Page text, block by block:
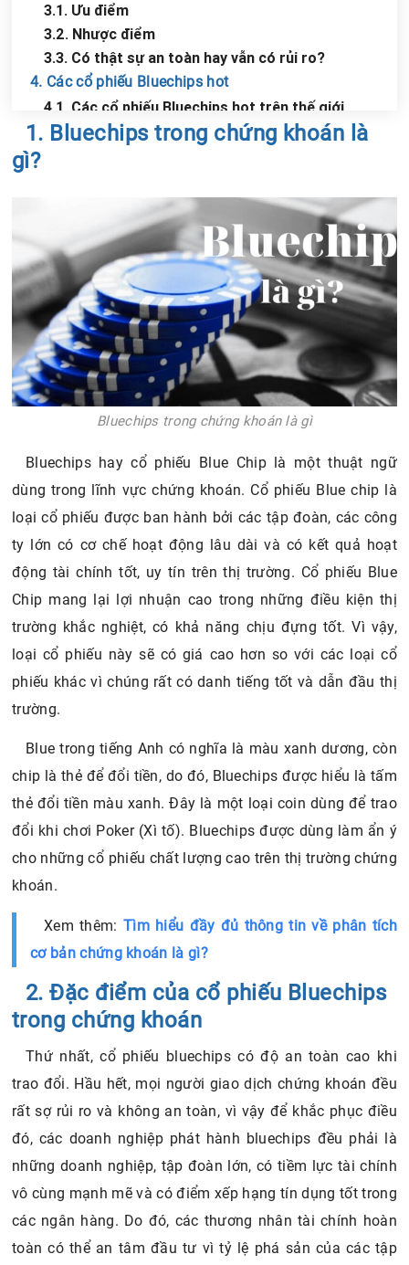
3.1. Ưu điểm
3.2. Nhược điểm
3.3. Có thật sự an toàn hay vẫn có rủi ro?
4. Các cổ phiếu Bluechips hot
4.1. Các cổ phiếu Bluechips hot trên thế giới
4.2. Các cổ phiếu Bluechips hot ở Việt Nam
Chia sẻ tin với bạn bè
1. Bluechips trong chứng khoán là
gì?
Bluechips trong chứng khoán là gì
Bluechips hay cổ phiếu Blue Chip là một thuật ngữ
dùng trong lĩnh vực chứng khoán. Cổ phiếu Blue chip là
loại cổ phiếu được ban hành bởi các tập đoàn, các công
ty lớn có cơ chế hoạt động lâu dài và có kết quả hoạt
động tài chính tốt, uy tín trên thị trường. Cổ phiếu Blue
Chip mang lại lợi nhuận cao trong những điều kiện thị
trường khắc nghiệt, có khả năng chịu đựng tốt. Vì vậy,
loại cổ phiếu này sẽ có giá cao hơn so với các loại cổ
phiếu khác vì chúng rất có danh tiếng tốt và dẫn đầu thị
trường.
Blue trong tiếng Anh có nghĩa là màu xanh dương, còn
chip là thẻ để đổi tiền, do đó, Bluechips được hiểu là tấm
thẻ đổi tiền màu xanh. Đây là một loại coin dùng để trao
đổi khi chơi Poker (Xì tố). Bluechips được dùng làm ẩn ý
cho những cổ phiếu chất lượng cao trên thị trường chứng
khoán.
Xem thêm: Tìm hiểu đầy đủ thông tin về phân tích
cơ bản chứng khoán là gì?
2. Đặc điểm của cổ phiếu Bluechips
trong chứng khoán
Thứ nhất, cổ phiếu bluechips có độ an toàn cao khi
trao đổi. Hầu hết, mọi người giao dịch chứng khoán đều
rất sợ rủi ro và không an toàn, vì vậy để khắc phục điều
đó, các doanh nghiệp phát hành bluechips đều phải là
những doanh nghiệp, tập đoàn lớn, có tiềm lực tài chính
vô cùng mạnh mẽ và có điểm xếp hạng tín dụng tốt trong
các ngân hàng. Do đó, các thương nhân tài chính hoàn
toàn có thể an tâm đầu tư vì tỷ lệ phá sản của các tập